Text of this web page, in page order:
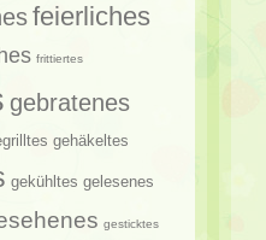
feierliches
frittiertes
gebratenes
gehäkeltes
gekühltes gelesenes
gesticktes